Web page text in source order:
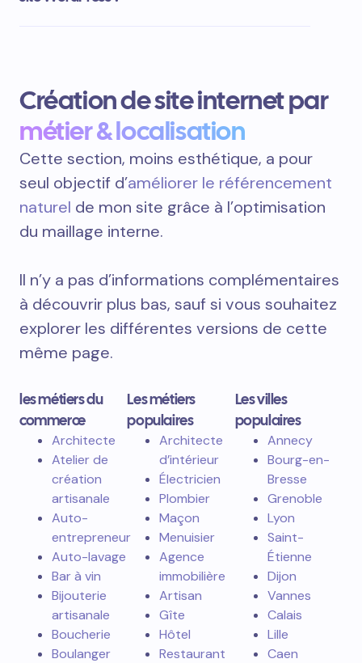
Création de site internet par
métier & localisation
Cette section, moins esthétique, a pour
seul objectif d’améliorer le référencement
naturel de mon site grâce à l’optimisation
du maillage interne.
Il n’y a pas d’informations complémentaires
à découvrir plus bas, sauf si vous souhaitez
explorer les différentes versions de cette
même page.
les métiers du
commerce
Architecte
Atelier de
création
artisanale
Auto-
entrepreneur
Auto-lavage
Bar à vin
Bijouterie
artisanale
Boucherie
Boulanger
Les métiers
populaires
Architecte
d’intérieur
Électricien
Plombier
Maçon
Menuisier
Agence
immobilière
Artisan
Gîte
Hôtel
Restaurant
Les villes
populaires
Annecy
Bourg-en-
Bresse
Grenoble
Lyon
Saint-
Étienne
Dijon
Vannes
Calais
Lille
Caen